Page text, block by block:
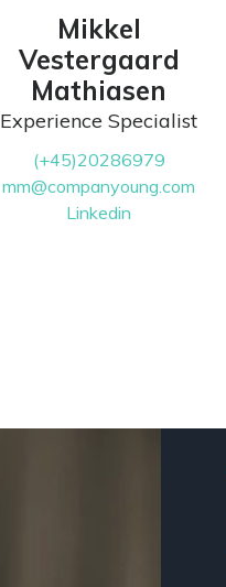
Mikkel
Vestergaard
Mathiasen
Experience Specialist
(+45)20286979
mm@companyoung.com
Linkedin